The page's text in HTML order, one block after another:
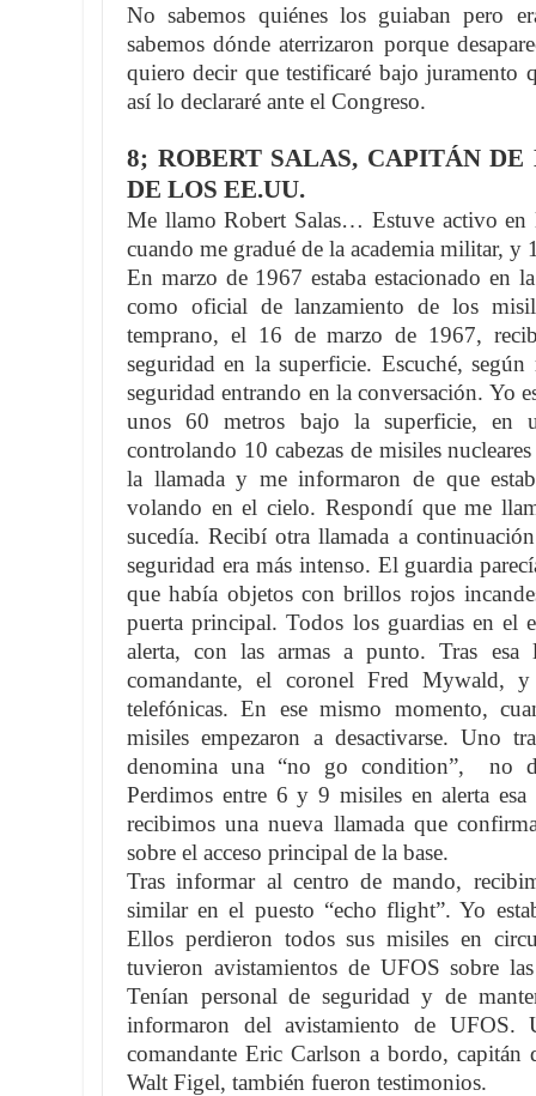
No sabemos quiénes los guiaban pero
sabemos dónde aterrizaron porque
quiero decir que testificaré bajo juramento
así lo declararé ante el Congreso.
8; ROBERT SALAS, CAPITÁN DE
DE LOS EE.UU.
Me llamo Robert Salas… Estuve activo en
cuando me gradué de la academia militar, y
En marzo de 1967 estaba estacionado en
como oficial de lanzamiento de los
temprano, el 16 de marzo de 1967,
seguridad en la superficie. Escuché,
seguridad entrando en la conversación. Yo
unos 60 metros bajo la superficie, en
controlando 10 cabezas de misiles
la llamada y me informaron de que
volando en el cielo. Respondí que me
sucedía. Recibí otra llamada a
seguridad era más intenso. El guardia
que había objetos con brillos rojos
puerta principal. Todos los guardias en el
alerta, con las armas a punto. Tras
comandante, el coronel Fred Mywald,
telefónicas. En ese mismo momento,
misiles empezaron a desactivarse. Uno
denomina una “no go condition”, no
Perdimos entre 6 y 9 misiles en alerta
recibimos una nueva llamada que
sobre el acceso principal de la base.
Tras informar al centro de mando,
similar en el puesto “echo flight”. Yo
Ellos perdieron todos sus misiles en
tuvieron avistamientos de UFOS sobre
Tenían personal de seguridad y de
informaron del avistamiento de
comandante Eric Carlson a bordo,
Walt Figel, también fueron testimonios.